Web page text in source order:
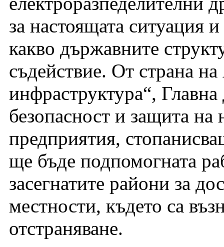
за настоящата ситуация
какво държавните
съдействие. От страна
инфраструктура“,
безопасност и защита на
предприятия,
ще бъде подпомогната
засегнатите райони за
местности, където са
отстраняване.